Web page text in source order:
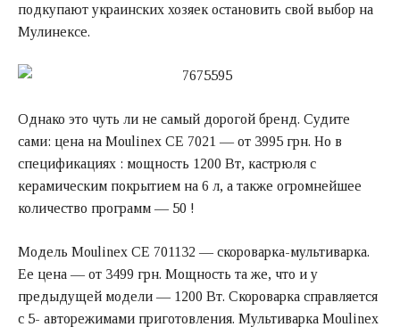
подкупают украинских хозяек остановить свой выбор на
Мулинексе.
Однако это чуть ли не самый дорогой бренд. Судите
сами: цена на Moulinex CE 7021 — от 3995 грн. Но в
спецификациях : мощность 1200 Вт, кастрюля с
керамическим покрытием на 6 л, а также огромнейшее
количество программ — 50 !
Модель Moulinex CE 701132 — скороварка-мультиварка.
Ее цена — от 3499 грн. Мощность та же, что и у
предыдущей модели — 1200 Вт. Скороварка справляется
с 5- авторежимами приготовления. Мультиварка Moulinex